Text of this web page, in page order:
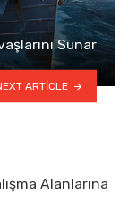
Sunar
ARTICLE
Alanlarına